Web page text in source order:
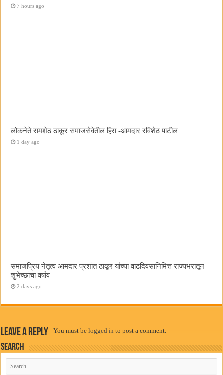
7 hours ago
लोकनेते रामशेठ ठाकूर समाजसेवेतील हिरा -आमदार रविशेठ पाटील
1 day ago
समाजप्रिय नेतृत्व आमदार प्रशांत ठाकूर यांच्या वाढदिवसानिमित्त राज्यभरातून
शुभेच्छांचा वर्षाव
2 days ago
Leave a Reply You must belogged in to post a comment.
Search